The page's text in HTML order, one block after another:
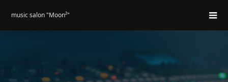
music salon "Moon²"